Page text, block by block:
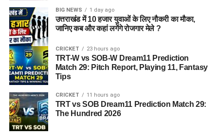
BIG NEWS 1 day ago
उत्तराखंड में 10 हजार युवाओं के लिए नौकरी का मौका,
जानिए कब और कहां लगेंगे रोजगार मेले ?
CRICKET 23 hours ago
TRT-W vs SOB-W Dream11 Prediction
Match 29: Pitch Report, Playing 11, Fantasy
Tips
CRICKET 11 hours ago
TRT vs SOB Dream11 Prediction Match 29:
The Hundred 2026